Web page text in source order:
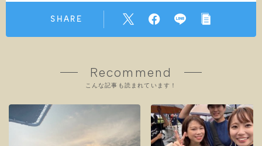
SHARE
Recommend
こんな記事も読まれています！